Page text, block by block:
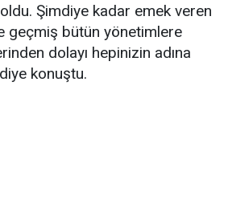
Şimdiye kadar emek veren
geçmiş bütün yönetimlere
dolayı hepinizin adına
konuştu.